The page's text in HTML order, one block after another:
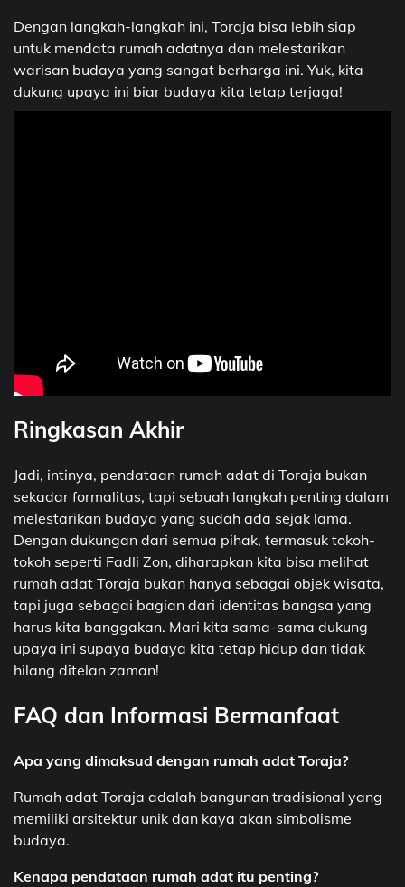
Dengan langkah-langkah ini, Toraja bisa lebih siap
untuk mendata rumah adatnya dan melestarikan
warisan budaya yang sangat berharga ini. Yuk, kita
dukung upaya ini biar budaya kita tetap terjaga!
Ringkasan Akhir
Jadi, intinya, pendataan rumah adat di Toraja bukan
sekadar formalitas, tapi sebuah langkah penting dalam
melestarikan budaya yang sudah ada sejak lama.
Dengan dukungan dari semua pihak, termasuk tokoh-
tokoh seperti Fadli Zon, diharapkan kita bisa melihat
rumah adat Toraja bukan hanya sebagai objek wisata,
tapi juga sebagai bagian dari identitas bangsa yang
harus kita banggakan. Mari kita sama-sama dukung
upaya ini supaya budaya kita tetap hidup dan tidak
hilang ditelan zaman!
FAQ dan Informasi Bermanfaat
Apa yang dimaksud dengan rumah adat Toraja?
Rumah adat Toraja adalah bangunan tradisional yang
memiliki arsitektur unik dan kaya akan simbolisme
budaya.
Kenapa pendataan rumah adat itu penting?